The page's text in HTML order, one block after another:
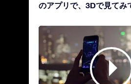
のアプリで、3Dで見てみ